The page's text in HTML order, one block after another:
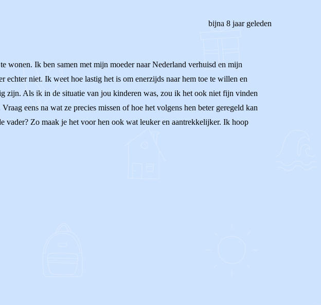
bijna 8 jaar geleden
Ik ben samen met mijn moeder naar Nederland verhuisd en mijn
niet. Ik weet hoe lastig het is om enerzijds naar hem toe te willen en
zijn. Als ik in de situatie van jou kinderen was, zou ik het ook niet fijn vinden
eens na wat ze precies missen of hoe het volgens hen beter geregeld kan
vader? Zo maak je het voor hen ook wat leuker en aantrekkelijker. Ik hoop